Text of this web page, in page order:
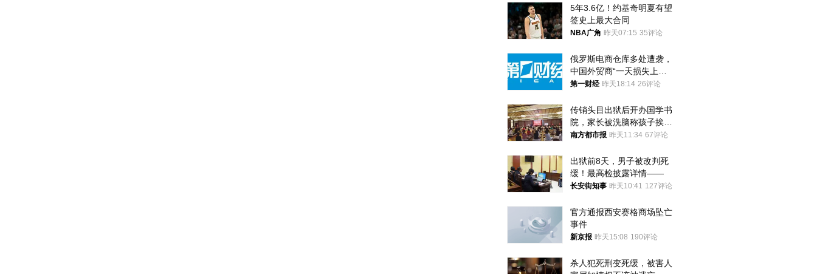
5年3.6亿！约基奇明夏有望
签史上最大合同
NBA广角 昨天07:15 35评论
俄罗斯电商仓库多处遭袭，
中国外贸商“一天损失上
万”紧急清仓
第一财经 昨天18:14 26评论
传销头目出狱后开办国学书
院，家长被洗脑称孩子挨打
才有效果
南方都市报 昨天11:34 67评论
出狱前8天，男子被改判死
缓！最高检披露详情——
长安街知事 昨天10:41 127评论
官方通报西安赛格商场坠亡
事件
新京报 昨天15:08 190评论
杀人犯死刑变死缓，被害人